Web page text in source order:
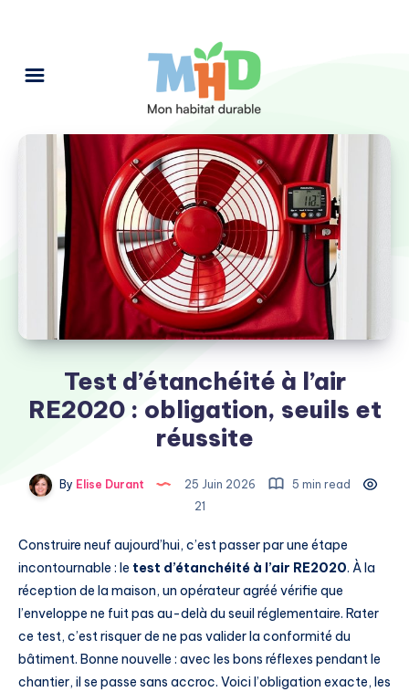
Test d’étanchéité à l’air
RE2020 : obligation, seuils et
réussite
By Elise Durant 25 Juin 2026
5 min read
21
Construire neuf aujourd’hui, c’est passer par une étape
incontournable : le test d’étanchéité à l’air RE2020. À la
réception de la maison, un opérateur agréé vérifie que
l’enveloppe ne fuit pas au-delà du seuil réglementaire. Rater
ce test, c’est risquer de ne pas valider la conformité du
bâtiment. Bonne nouvelle : avec les bons réflexes pendant le
chantier, il se passe sans accroc. Voici l’obligation exacte, les